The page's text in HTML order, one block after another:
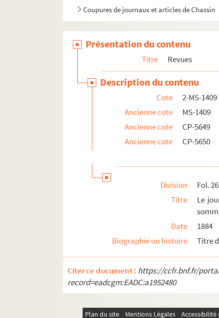
Coupures de journaux et articles de Chassin
Documents biographiques
Présentation du contenu
Titre Revues
Description du contenu
Cote
2-MS-1409
Ancienne cote
MS-1409
Ancienne cote
CP-5649
Ancienne cote
CP-5650
Division
Fol.
Titre
Le
Date
1884
Biographie ou histoire
Titre
Citer ce document : https://ccfr.bnf.fr/
record=eadcgm:EADC:a1952480
Plan du site Mentions Légales